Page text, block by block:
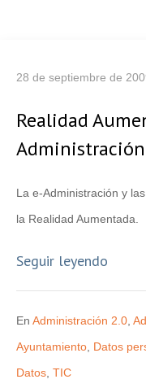
28 de septiembre de
Realidad
Administración
La e-Administración y
la Realidad Aumentada.
Seguir leyendo
En Administración 2.0
Ayuntamiento Datos
Datos TIC